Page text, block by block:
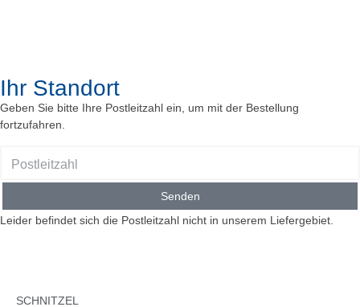
Ihr Standort
Geben Sie bitte Ihre Postleitzahl ein, um mit der Bestellung
fortzufahren.
Senden
Leider befindet sich die Postleitzahl nicht in unserem Liefergebiet.
SCHNITZEL